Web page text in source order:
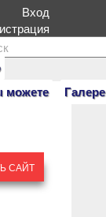
можете
портала.
Вход
САЙТ